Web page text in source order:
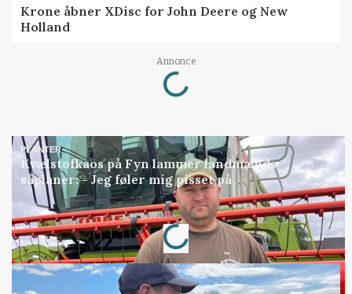
Krone åbner XDisc for John Deere og New
Holland
Annonce
Loading...
PLANTER
Kvælstofkaos på Fyn lammer landmænds
såplaner: - Jeg føler mig pisset på
Annonce
Loading...